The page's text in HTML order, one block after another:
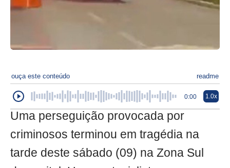
ouça este conteúdo readme
0:00 1.0x
Uma perseguição provocada por
criminosos terminou em tragédia na
tarde deste sábado (09) na Zona Sul